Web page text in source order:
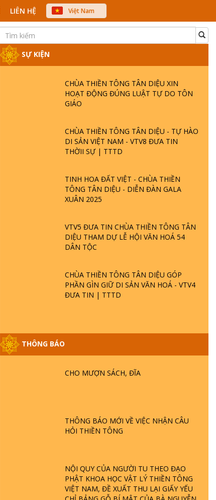
LIÊN HỆ
Việt Nam
中文
SỰ KIỆN
CHÙA THIỀN TÔNG TÂN DIỆU XIN
HOẠT ĐỘNG ĐÚNG LUẬT TỰ DO TÔN
GIÁO
CHÙA THIỀN TÔNG TÂN DIỆU - TỰ HÀO
DI SẢN VIỆT NAM - VTV8 ĐƯA TIN
THỜII SỰ | TTTD
TINH HOA ĐẤT VIỆT - CHÙA THIỀN
TÔNG TÂN DIỆU - DIỄN ĐÀN GALA
XUÂN 2025
VTV5 ĐƯA TIN CHÙA THIỀN TÔNG TÂN
DIỆU THAM DỰ LỄ HỘI VĂN HOÁ 54
DÂN TỘC
CHÙA THIỀN TÔNG TÂN DIỆU GÓP
PHẦN GÌN GIỮ DI SẢN VĂN HOÁ - VTV4
ĐƯA TIN | TTTD
THÔNG BÁO
CHO MƯỢN SÁCH, ĐĨA
THÔNG BÁO MỚI VỀ VIỆC NHẬN CÂU
HỎI THIỀN TÔNG
NỘI QUY CỦA NGƯỜI TU THEO ĐẠO
PHẬT KHOA HỌC VẬT LÝ THIỀN TÔNG
VIỆT NAM, ĐỀ XUẤT THU LẠI GIẤY YẾU
GIẢI ĐÁP ĐẶC BIỆT P25 - SUỐT 49 NĂM
HỘI GÌ? TỬ VÌ ĐẠO
PHẬT GIỚI CÓ THỜI GIAN KHÔNG? |
TTTD
LÀ AI? QUỶ SA TĂNG? | TTTD
GIẢI ĐÁP THIỀN TÔNG ĐẶC BIỆT P22 - TẠI